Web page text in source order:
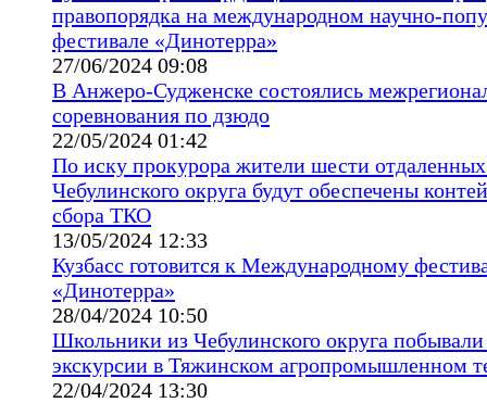
правопорядка на международном научно-
фестивале «Динотерра»
27/06/2024 09:08
В Анжеро-Судженске состоялись
соревнования по дзюдо
22/05/2024 01:42
По иску прокурора жители шести
Чебулинского округа будут обеспечены
сбора ТКО
13/05/2024 12:33
Кузбасс готовится к Международному
«Динотерра»
28/04/2024 10:50
Школьники из Чебулинского округа
экскурсии в Тяжинском агропромышленном
22/04/2024 13:30